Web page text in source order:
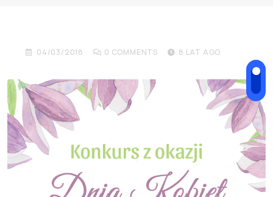
04/03/2018 0 COMMENTS 8 LAT AGO